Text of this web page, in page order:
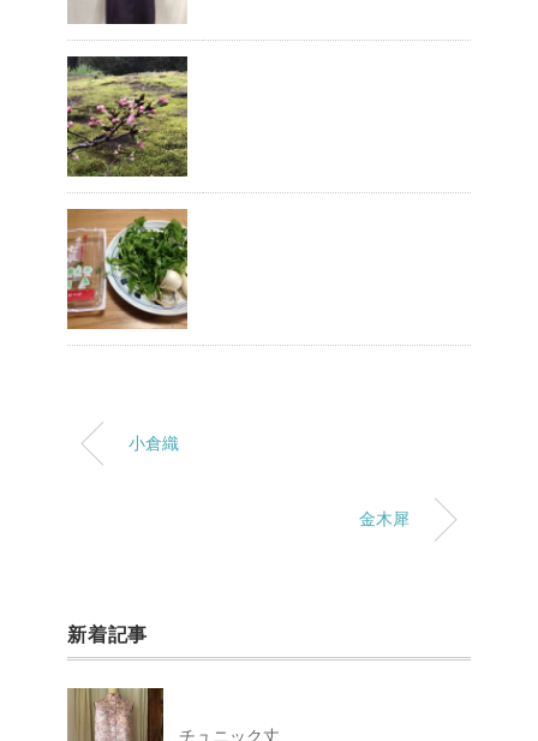
小倉織
金木犀
新着記事
チュニック丈